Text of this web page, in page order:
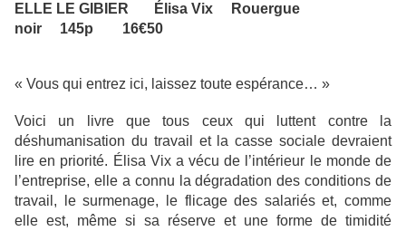
ELLE LE GIBIER Élisa Vix Rouergue
noir 145p 16€50
« Vous qui entrez ici, laissez toute espérance… »
Voici un livre que tous ceux qui luttent contre la
déshumanisation du travail et la casse sociale devraient
lire en priorité. Élisa Vix a vécu de l’intérieur le monde de
l’entreprise, elle a connu la dégradation des conditions de
travail, le surmenage, le flicage des salariés et, comme
elle est, même si sa réserve et une forme de timidité